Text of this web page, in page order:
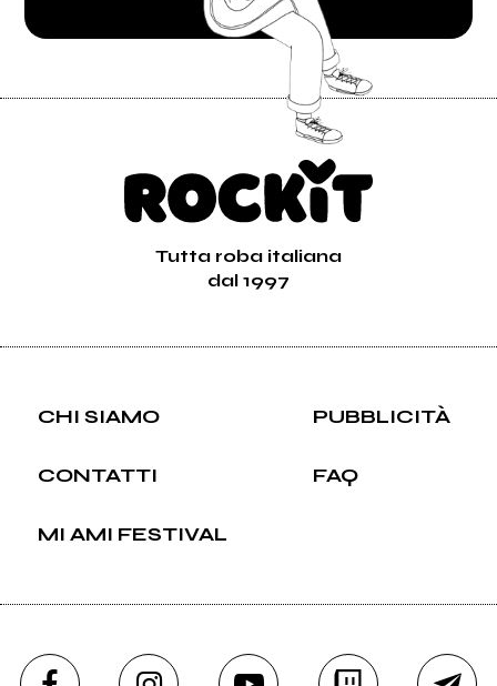
Tutta roba italiana
dal 1997
CHI SIAMO PUBBLICITÀ
CONTATTI FAQ
MI AMI FESTIVAL